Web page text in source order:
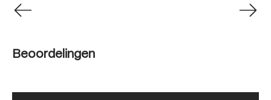
Beoordelingen